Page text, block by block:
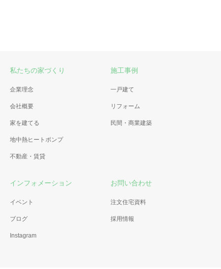
私たちの家づくり
企業理念
会社概要
家を建てる
地中熱ヒートポンプ
不動産・賃貸
施工事例
一戸建て
リフォーム
民間・商業建築
インフォメーション
イベント
ブログ
Instagram
お問い合わせ
注文住宅資料
採用情報